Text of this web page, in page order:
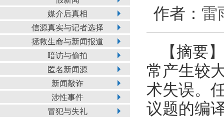
媒介后真相
信源真实与记者选择
拯救生命与新闻报道
暗访与偷拍
匿名新闻源
新闻敲诈
涉性事件
冒犯与失礼
作者： 雷
【摘要
常产生较
术失误。
议题的编